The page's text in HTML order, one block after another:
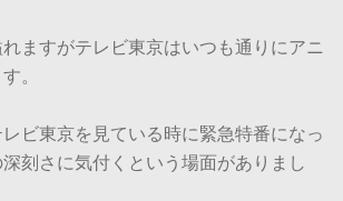
ますがテレビ東京はいつも通りにアニ
。
ビ東京を見ている時に緊急特番になっ
刻さに気付くという場面がありまし